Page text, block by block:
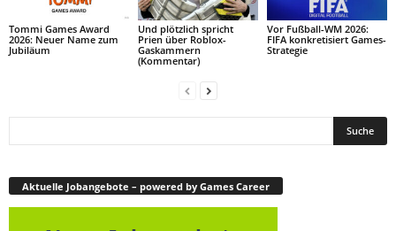
Tommi Games Award
2026: Neuer Name zum
Jubiläum
Und plötzlich spricht
Prien über Roblox-
Gaskammern
(Kommentar)
Vor Fußball-WM 2026:
FIFA konkretisiert Games-
Strategie
Aktuelle Jobangebote – powered by Games Career